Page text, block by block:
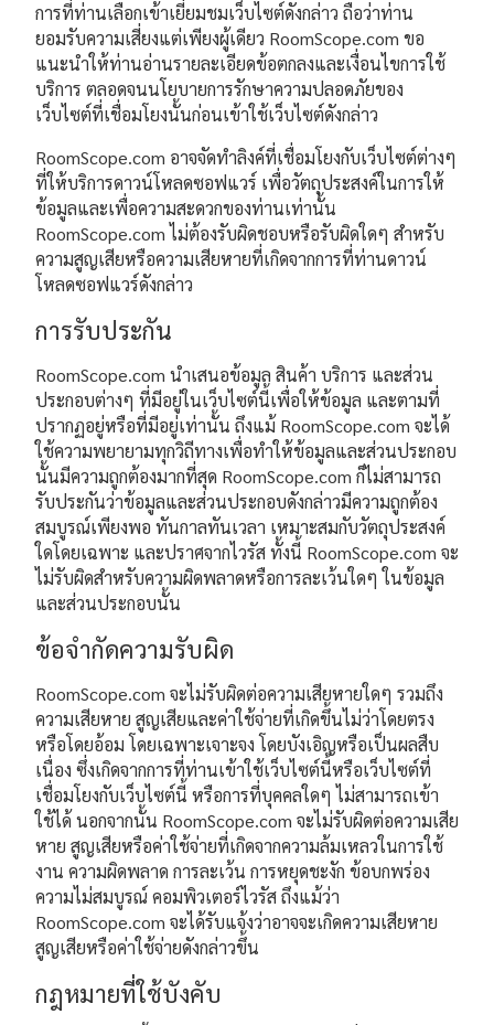
การที่ท่านเลือกเข้าเยี่ยมชมเว็บไซต์ดังกล่าว ถือว่าท่าน
ยอมรับความเสี่ยงแต่เพียงผู้เดียว RoomScope.com ขอ
แนะนำให้ท่านอ่านรายละเอียดข้อตกลงและเงื่อนไขการใช้
บริการ ตลอดจนนโยบายการรักษาความปลอดภัยของ
เว็บไซต์ที่เชื่อมโยงนั้นก่อนเข้าใช้เว็บไซต์ดังกล่าว
RoomScope.com อาจจัดทำลิงค์ที่เชื่อมโยงกับเว็บไซต์ต่างๆ
ที่ให้บริการดาวน์โหลดซอฟแวร์ เพื่อวัตถุประสงค์ในการให้
ข้อมูลและเพื่อความสะดวกของท่านเท่านั้น
RoomScope.com ไม่ต้องรับผิดชอบหรือรับผิดใดๆ สำหรับ
ความสูญเสียหรือความเสียหายที่เกิดจากการที่ท่านดาวน์
โหลดซอฟแวร์ดังกล่าว
การรับประกัน
RoomScope.com นำเสนอข้อมูล สินค้า บริการ และส่วน
ประกอบต่างๆ ที่มีอยู่ในเว็บไซต์นี้เพื่อให้ข้อมูล และตามที่
ปรากฏอยู่หรือที่มีอยู่เท่านั้น ถึงแม้ RoomScope.com จะได้
ใช้ความพยายามทุกวิถีทางเพื่อทำให้ข้อมูลและส่วนประกอบ
นั้นมีความถูกต้องมากที่สุด RoomScope.com ก็ไม่สามารถ
รับประกันว่าข้อมูลและส่วนประกอบดังกล่าวมีความถูกต้อง
สมบูรณ์เพียงพอ ทันกาลทันเวลา เหมาะสมกับวัตถุประสงค์
ใดโดยเฉพาะ และปราศจากไวรัส ทั้งนี้ RoomScope.com จะ
ไม่รับผิดสำหรับความผิดพลาดหรือการละเว้นใดๆ ในข้อมูล
และส่วนประกอบนั้น
ข้อจำกัดความรับผิด
RoomScope.com จะไม่รับผิดต่อความเสียหายใดๆ รวมถึง
ความเสียหาย สูญเสียและค่าใช้จ่ายที่เกิดขึ้นไม่ว่าโดยตรง
หรือโดยอ้อม โดยเฉพาะเจาะจง โดยบังเอิญหรือเป็นผลสืบ
เนื่อง ซึ่งเกิดจากการที่ท่านเข้าใช้เว็บไซต์นี้หรือเว็บไซต์ที่
เชื่อมโยงกับเว็บไซต์นี้ หรือการที่บุคคลใดๆ ไม่สามารถเข้า
ใช้ได้ นอกจากนั้น RoomScope.com จะไม่รับผิดต่อความเสีย
หาย สูญเสียหรือค่าใช้จ่ายที่เกิดจากความล้มเหลวในการใช้
งาน ความผิดพลาด การละเว้น การหยุดชะงัก ข้อบกพร่อง
ความไม่สมบูรณ์ คอมพิวเตอร์ไวรัส ถึงแม้ว่า
RoomScope.com จะได้รับแจ้งว่าอาจจะเกิดความเสียหาย
สูญเสียหรือค่าใช้จ่ายดังกล่าวขึ้น
กฎหมายที่ใช้บังคับ